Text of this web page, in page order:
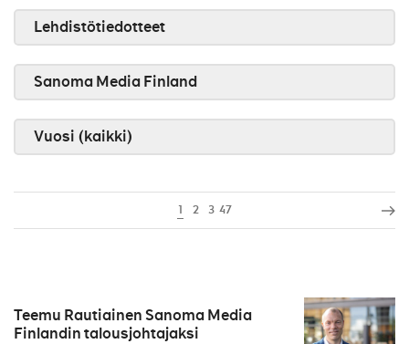
Lehdistötiedotteet
Sanoma Media Finland
Vuosi (kaikki)
1 2 3 47
Teemu Rautiainen Sanoma Media
Finlandin talousjohtajaksi